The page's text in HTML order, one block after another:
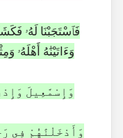
وَءَاتَيْنَٰهُ أَهْلَهُۥ